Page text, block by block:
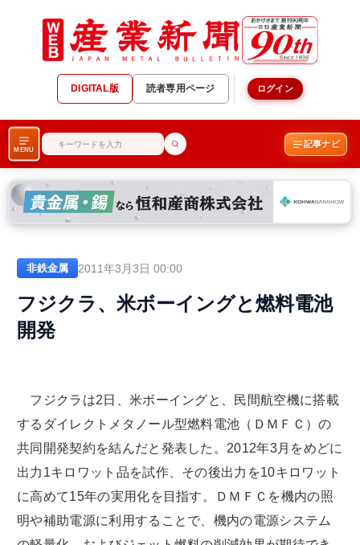
DIGITAL版 読者専用ページ ログイン
MENU
記事ナビ
非鉄金属 2011年3月3日 00:00
フジクラ、米ボーイングと燃料電池
開発
フジクラは2日、米ボーイングと、民間航空機に搭載
するダイレクトメタノール型燃料電池（ＤＭＦＣ）の
共同開発契約を結んだと発表した。2012年3月をめどに
出力1キロワット品を試作、その後出力を10キロワット
に高めて15年の実用化を目指す。ＤＭＦＣを機内の照
明や補助電源に利用することで、機内の電源システム